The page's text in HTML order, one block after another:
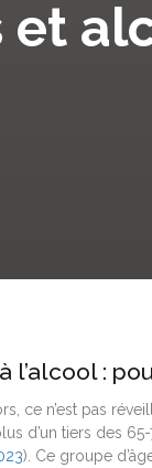
et
l’alcool :
ce n’est pas
d’un tiers des
). Ce groupe